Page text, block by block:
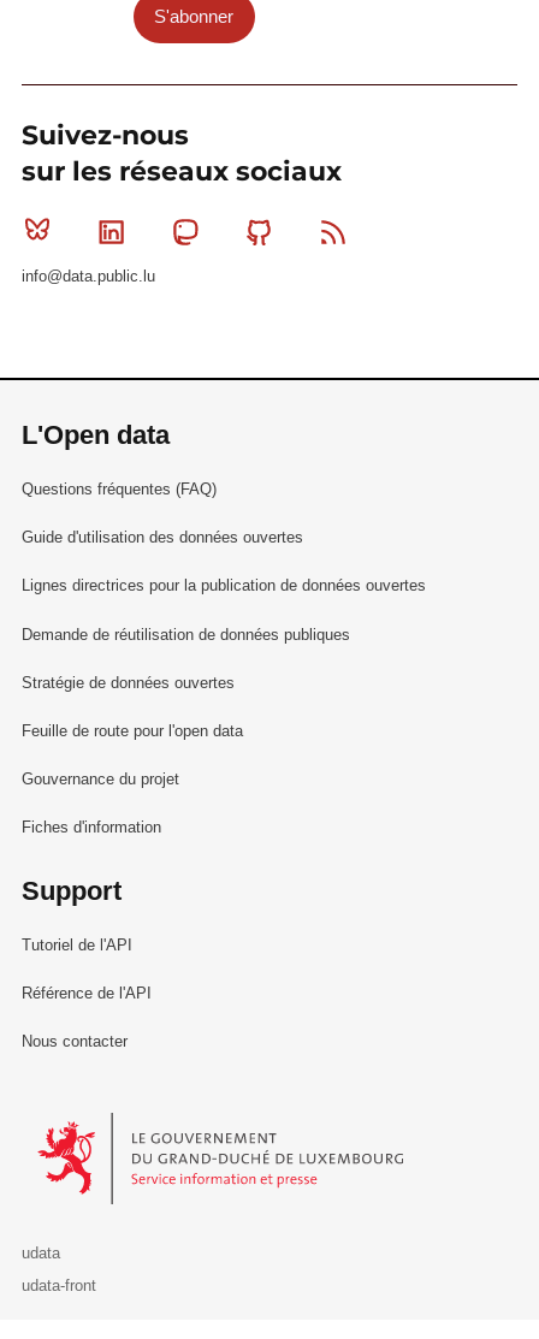
S'abonner
Suivez-nous
sur les réseaux sociaux
Bluesky Linkedin MastodonGithub
info@data.public.lu
L'Open data
Questions fréquentes (FAQ)
Guide d'utilisation des données ouvertes
Lignes directrices pour la publication de données ouvertes
Demande de réutilisation de données publiques
Stratégie de données ouvertes
Feuille de route pour l'open data
Gouvernance du projet
Fiches d'information
Support
Tutoriel de l'API
Référence de l'API
Nous contacter
Le Gouvernement du Grand-Duché de Luxembourg - Service
udata
udata-front